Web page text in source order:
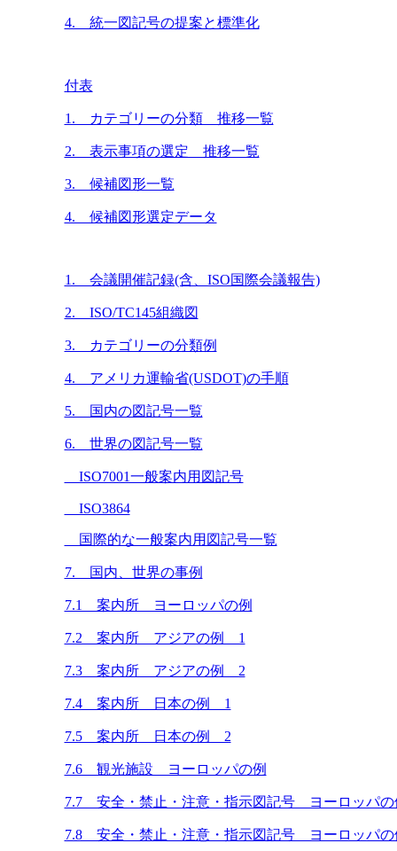
4. 統一図記号の提案と標準化
付表
1. カテゴリーの分類 推移一覧
2. 表示事項の選定 推移一覧
3. 候補図形一覧
4. 候補図形選定データ
1. 会議開催記録(含、ISO国際会議報告)
2. ISO/TC145組織図
3. カテゴリーの分類例
4. アメリカ運輸省(USDOT)の手順
5. 国内の図記号一覧
6. 世界の図記号一覧
ISO7001一般案内用図記号
ISO3864
国際的な一般案内用図記号一覧
7. 国内、世界の事例
7.1 案内所 ヨーロッパの例
7.2 案内所 アジアの例 1
7.3 案内所 アジアの例 2
7.4 案内所 日本の例 1
7.5 案内所 日本の例 2
7.6 観光施設 ヨーロッパの例
7.7 安全・禁止・注意・指示図記号 ヨーロッパ
7.8 安全・禁止・注意・指示図記号 ヨーロッパ